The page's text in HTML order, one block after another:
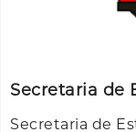
Secretaria de
Secretaria de